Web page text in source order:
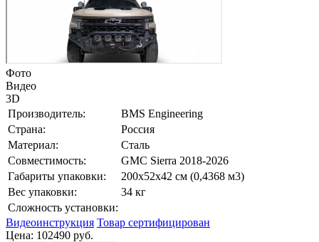
Фото
Видео
3D
Производитель:
BMS Engineering
Страна:
Россия
Материал:
Сталь
Совместимость:
GMC Sierra 2018-2026
Габариты упаковки:
200х52х42 см (0,4368 м3)
Вес упаковки:
34 кг
Сложность установки:
Видеоинструкция Товар сертифицирован
Цена: 102490 руб.